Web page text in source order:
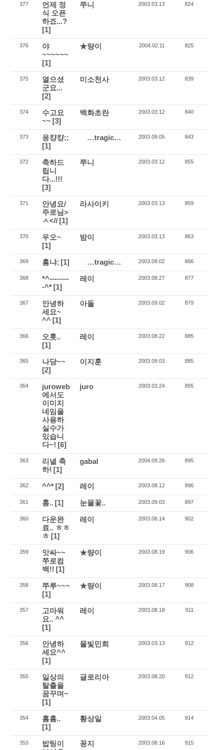
377
언제 정
식 오픈
하죠...?
[1]
쭈니 2003.03.13 824
376
야
~~~~~~
[1]
★량이 2004.02.11 825
375
열으셨
군요...
[2]
미소천사 2003.03.12 839
374
수고요
~~ [3]
백화초란 2003.03.12 840
373
응컁컁;;
[1]
…tragic… 2003.09.05 843
372
축하드
립니
다...!!!
[3]
쭈니 2003.03.12 855
371
안녕요/
주로님>
ㅅ<// [1]
라사이키 2003.03.13 859
370
우오~
[1]
밤이 2003.03.13 863
369 흠냐; [1] …tragic… 2003.09.02 866
368
*^--------
-^* [1]
레이 2003.08.27 877
367
안녕하
세요~
^^ [1]
아돌 2003.09.02 879
366
오홋..
[1]
레이 2003.08.22 885
365
나당~~
[2]
이지훈 2003.09.03 885
364
juroweb
에서도
이미지
네임을
사용하
실수가
있습니
다~! [6]
juro 2003.03.24 895
363
리녈 축
하! [1]
gabal 2004.09.26 895
362 ^^* [2] 레이 2003.08.12 896
361 훔.. [1] 눈물꽃.. 2003.09.03 897
360
다운완
료.. ㅎㅎ
ㅎ [1]
레이 2003.08.14 902
359
앗싸~~
쭈로컴
백!! [1]
★량이 2003.08.19 906
358
쭈루~~~
[1]
★량이 2003.08.17 908
357
고마워
요.. ^^
[1]
레이 2003.08.18 911
356
안녕하
세요^^
[1]
물빛민희 2003.03.13 912
355
일상의
탈출을
꿈꾸며~
[1]
글로리아 2003.08.20 912
354
흠흠..
[1]
황상일 2003.04.05 914
353
밥팅이
꽁지 2003.08.16 915